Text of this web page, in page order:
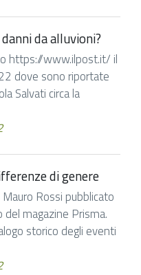
da alluvioni?
https://www.ilpost.it/ il
dove sono riportate
Salvati circa la
di genere
Rossi pubblicato
magazine Prisma.
storico degli eventi